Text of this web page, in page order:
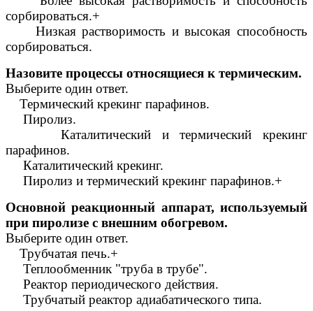
сорбироваться.+
Низкая растворимость и высокая способность
сорбироваться.
Назовите процессы относящиеся к термическим.
Выберите один ответ.
Термический крекинг парафинов.
Пиролиз.
Каталитический и термический крекинг
парафинов.
Каталитический крекинг.
Пиролиз и термический крекинг парафинов.+
Основной реакционный аппарат, используемый
при пиролизе с внешним обогревом.
Выберите один ответ.
Трубчатая печь.+
Теплообменник "труба в трубе".
Реактор периодического действия.
Трубчатый реактор адиабатического типа.